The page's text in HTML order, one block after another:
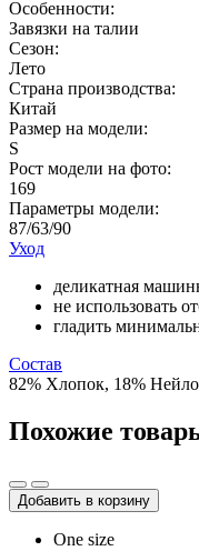
Особенности:
Завязки на талии
Сезон:
Лето
Страна производства:
Китай
Размер на модели:
S
Рост модели на фото:
169
Параметры модели:
87/63/90
Уход
деликатная
не использовать
гладить
Состав
82% Хлопок, 18%
Похожие
Добавить в корзину
One size